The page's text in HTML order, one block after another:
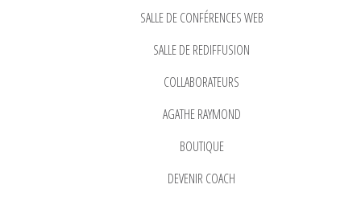
SALLE DE CONFÉRENCES WEB
SALLE DE REDIFFUSION
COLLABORATEURS
AGATHE RAYMOND
BOUTIQUE
DEVENIR COACH